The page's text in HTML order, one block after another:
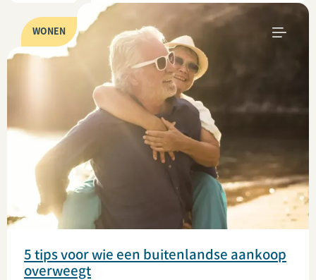
WONEN
5 tips voor wie een buitenlandse aankoop
overweegt